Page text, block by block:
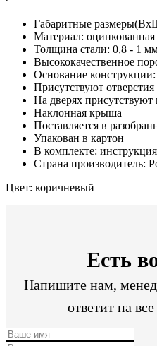
Габаритные
Материал: оцинкованная
Толщина стали: 0,8 - 1
Высококачественное
Основание конструкции:
Присутствуют отверстия
На дверях присутствуют
Наклонная крыша
Поставляется в
Упакован в картон
В комплекте:
Страна производитель:
Цвет: коричневый
Есть
Напишите нам,
ответит на